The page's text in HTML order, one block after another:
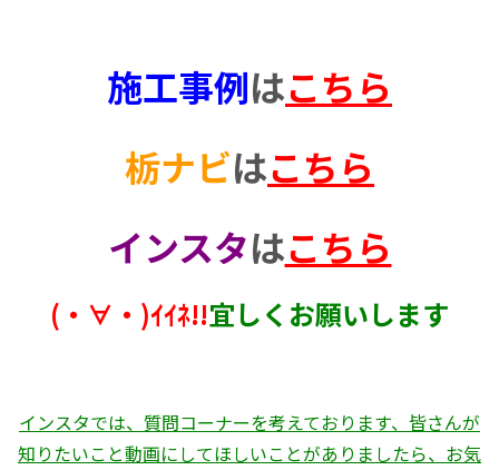
施工事例はこちら
栃ナビはこちら
インスタはこちら
(・∀・)ｲｲﾈ!!宜しくお願いします
インスタでは、質問コーナーを考えております、皆さんが
知りたいこと動画にしてほしいことがありましたら、お気